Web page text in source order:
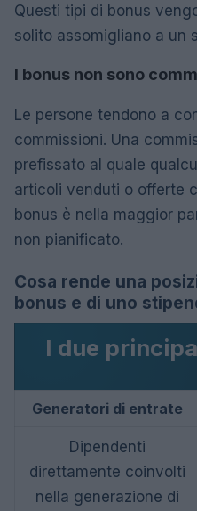
Questi tipi di bonus
solito assomigliano a un
I bonus non sono
Le persone tendono a
commissioni. Una
prefissato al quale
articoli venduti o offerte
bonus è nella maggior
non pianificato.
Cosa rende una
bonus e di uno
I due
Generatori di entrate
Dipendenti
direttamente coinvolti
nella generazione di